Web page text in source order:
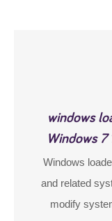
windows
Windows
Windows
and related
modify